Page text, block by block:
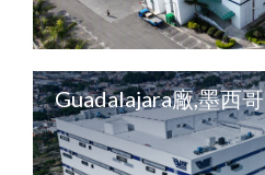
Guadalajara廠,墨西哥